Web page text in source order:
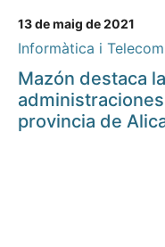
13 de maig de 2021
Informàtica i
Mazón destaca
provincia de